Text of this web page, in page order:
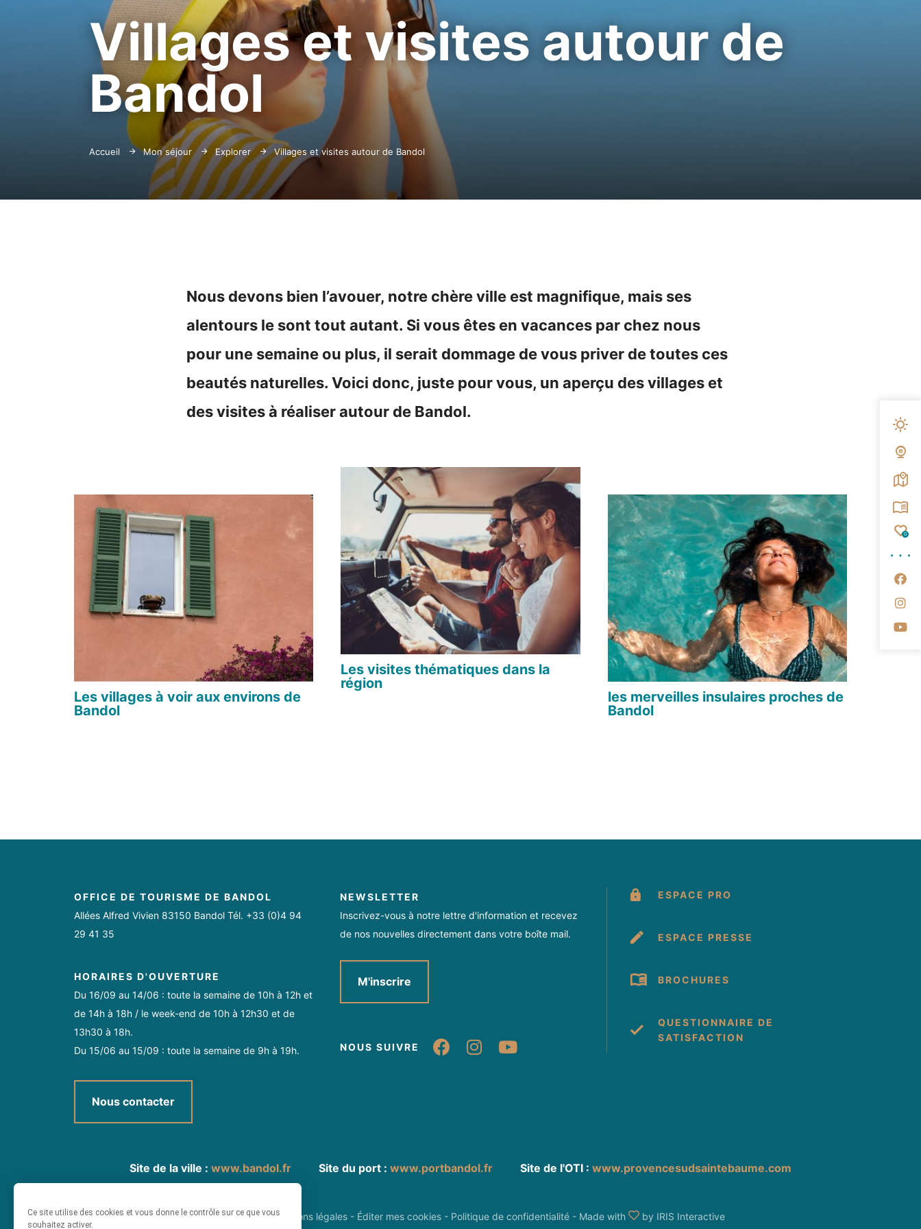
0
Villages et visites autour de
Bandol
Accueil Mon séjour Explorer Villages et visites autour de Bandol
Nous devons bien l’avouer, notre chère ville est magnifique, mais ses
alentours le sont tout autant. Si vous êtes en vacances par chez nous
pour une semaine ou plus, il serait dommage de vous priver de toutes ces
beautés naturelles. Voici donc, juste pour vous, un aperçu des villages et
des visites à réaliser autour de Bandol.
Les villages à voir aux environs de
Bandol
Les visites thématiques dans la
région
les merveilles insulaires proches de
Bandol
OFFICE DE TOURISME DE BANDOL
Allées Alfred Vivien 83150 Bandol Tél. +33 (0)4 94
29 41 35
HORAIRES D'OUVERTURE
Du 16/09 au 14/06 : toute la semaine de 10h à 12h et
de 14h à 18h / le week-end de 10h à 12h30 et de
13h30 à 18h.
Du 15/06 au 15/09 : toute la semaine de 9h à 19h.
Nous contacter
NEWSLETTER
Inscrivez-vous à notre lettre d'information et recevez
de nos nouvelles directement dans votre boîte mail.
M'inscrire
NOUS SUIVRE Suivez-nous sur Facebook
Suivez-nous sur Instagram
Suivez-nous sur Youtube
ESPACE PRO
ESPACE PRESSE
BROCHURES
QUESTIONNAIRE DE
SATISFACTION
Site de la ville : www.bandol.fr Site du port : www.portbandol.fr Site de l'OTI : www.provencesudsaintebaume.com
Plan du site -Informations légales - Éditer mes cookies - Politique de confidentialité - Made with by IRIS Interactive
Ce site utilise des cookies et vous donne le contrôle sur ce que vous
souhaitez activer.